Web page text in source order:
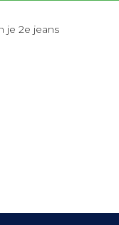
je 2e jeans